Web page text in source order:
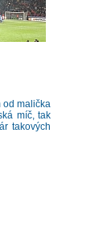
od malička
míč, tak
takových